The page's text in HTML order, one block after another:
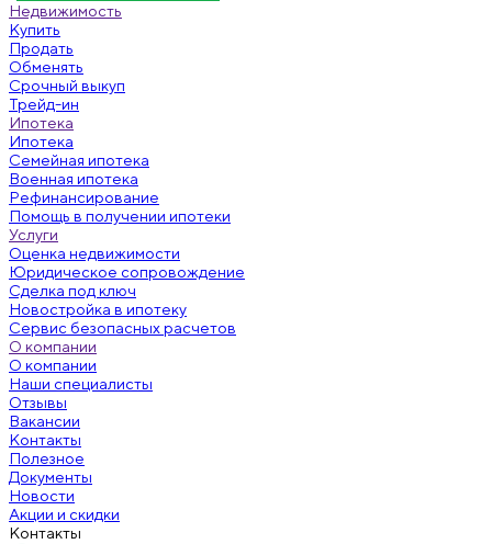
Недвижимость
Купить
Продать
Обменять
Срочный выкуп
Трейд-ин
Ипотека
Ипотека
Семейная ипотека
Военная ипотека
Рефинансирование
Помощь в получении ипотеки
Услуги
Оценка недвижимости
Юридическое сопровождение
Сделка под ключ
Новостройка в ипотеку
Сервис безопасных расчетов
О компании
О компании
Наши специалисты
Отзывы
Вакансии
Контакты
Полезное
Документы
Новости
Акции и скидки
Контакты